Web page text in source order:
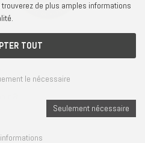
de plus amples informations
TOUT
le nécessaire
Seulement nécessaire